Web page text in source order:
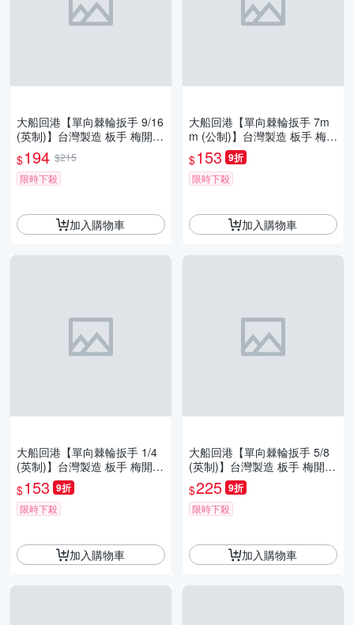
大船回港【單向棘輪扳手 9/16
(英制)】台灣製造 板手 梅開扳
手 梅花扳手 開口扳手 維修工
具
$194 $215
限時下殺
加入購物車
大船回港【單向棘輪扳手 7m
m (公制)】台灣製造 板手 梅開
扳手 梅花扳手 開口扳手 維修
工具
$153 9折
限時下殺
加入購物車
大船回港【單向棘輪扳手 1/4
(英制)】台灣製造 板手 梅開扳
手 梅花扳手 開口扳手 維修工
具
$153 9折
限時下殺
加入購物車
大船回港【單向棘輪扳手 5/8
(英制)】台灣製造 板手 梅開扳
手 梅花扳手 開口扳手 維修工
具
$225 9折
限時下殺
加入購物車